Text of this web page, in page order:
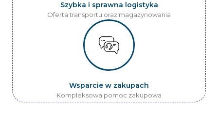
Szybka i sprawna logistyka
Oferta transportu oraz magazynowania
Wsparcie w zakupach
Kompleksowa pomoc zakupowa